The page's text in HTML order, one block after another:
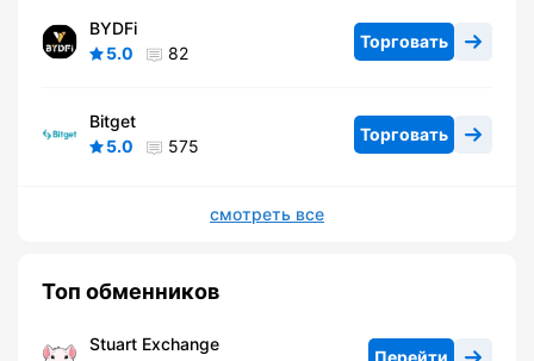
BYDFi
5.0
82
Торговать
Bitget
5.0
575
Торговать
смотреть все
Топ обменников
Stuart Exchange
Перейти